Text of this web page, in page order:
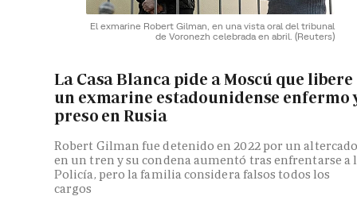
El exmarine Robert Gilman, en una vista oral del tribunal
de Voronezh celebrada en abril. (Reuters)
La Casa Blanca pide a Moscú que libere
un exmarine estadounidense enfermo
preso en Rusia
Robert Gilman fue detenido en 2022 por un
en un tren y su condena aumentó tras enfrentarse a
Policía, pero la familia considera falsos todos los
cargos